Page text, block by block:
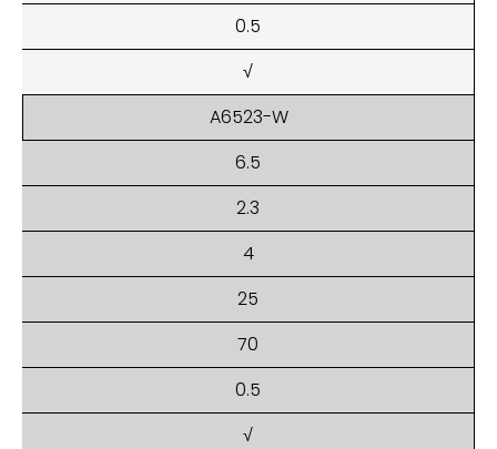
0.5
√
A6523-W
6.5
2.3
4
25
70
0.5
√